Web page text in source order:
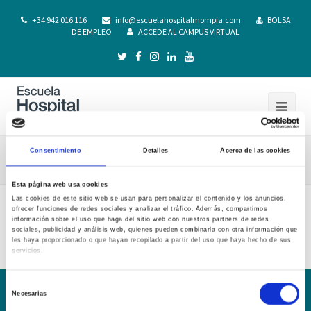
Consentimiento Detalles Acerca de las cookies
Esta página web usa cookies
Las cookies de este sitio web se usan para personalizar el contenido y los anuncios,
ofrecer funciones de redes sociales y analizar el tráfico. Además, compartimos
información sobre el uso que haga del sitio web con nuestros partners de redes
sociales, publicidad y análisis web, quienes pueden combinarla con otra información que
les haya proporcionado o que hayan recopilado a partir del uso que haya hecho de sus
servicios.
Necesarias
+34 942 016 116 info@escuelahospitalmompia.com
BOLSA
DE EMPLEO
ACCEDE AL CAMPUS VIRTUAL
Organos Gobierno
Organos Gobierno